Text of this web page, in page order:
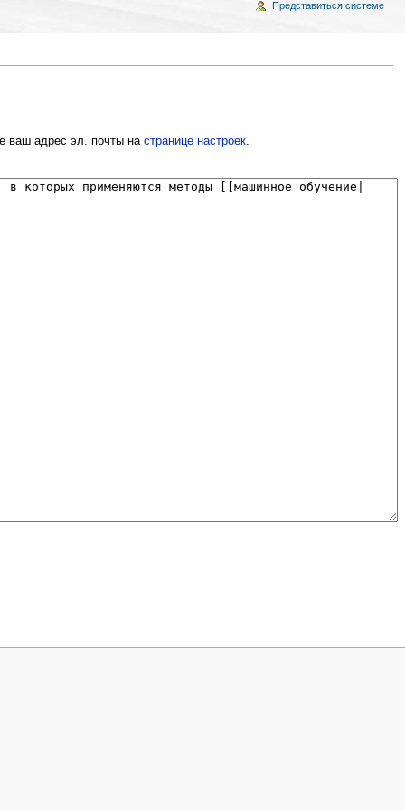
ваш адрес эл. почты на странице настроек.
Представиться системе